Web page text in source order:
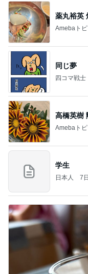
薬丸裕英
Amebaト
同じ夢
四コマ戦
高橋英樹
Amebaト
学生
日本人 7